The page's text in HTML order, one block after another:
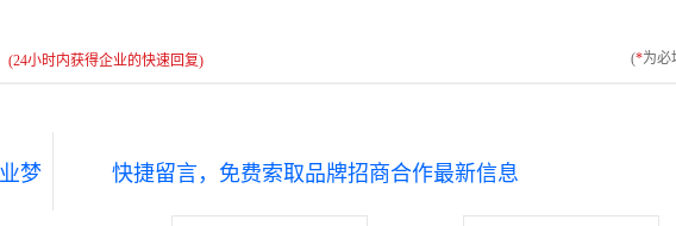
(24小时内获得企业的快速回复) (*为必
梦 快捷留言，免费索取品牌招商合作最新信息